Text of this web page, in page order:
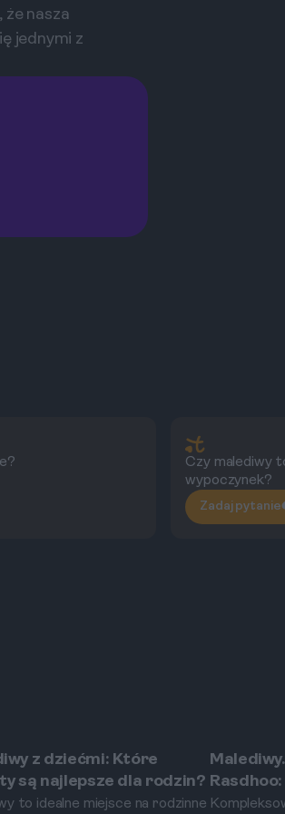
że nasza
jednymi z
Czy malediwy
wypoczynek?
Zadaj pytanie
z dziećmi: Które
są najlepsze dla rodzin?
to idealne miejsce na rodzinne
Rasdhoo
zabrać